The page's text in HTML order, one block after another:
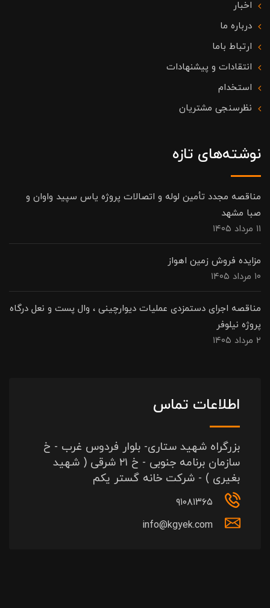
اخبار
درباره ما
ارتباط باما
انتقادات و پیشنهادات
استخدام
نظرسنجی مشتریان
نوشته‌های تازه
مناقصه مجدد تأمین لوله و اتصالات پروژه یاس سپید واوان و
صبا مشهد
۱۱ مرداد ۱۴۰۵
مزایده فروش زمین اهواز
۱۰ مرداد ۱۴۰۵
مناقصه اجرای دستمزدی عملیات دیوارچینی ، وال پست و نعل درگاه
پروژه نیلوفر
۲ مرداد ۱۴۰۵
اطلاعات تماس
بزرگراه شهید ستاری- بلوار فردوس غرب - خ
سازمان برنامه جنوبی - خ ۲۱ شرقی ( شهید
بغیری ) - شرکت خانه گستر یکم
۹۱۰۸۱۳۶۵
info@kgyek.com